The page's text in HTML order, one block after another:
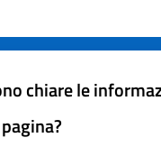
chiare le